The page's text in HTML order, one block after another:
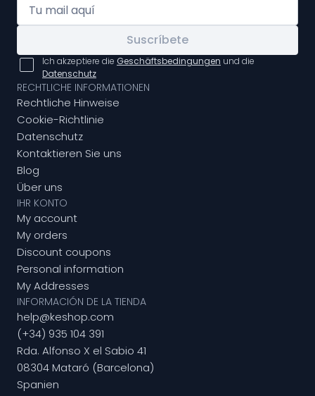
Suscríbete
Ich akzeptiere die Geschäftsbedingungen und die
Datenschutz
RECHTLICHE INFORMATIONEN
Rechtliche Hinweise
Cookie-Richtlinie
Datenschutz
Kontaktieren Sie uns
Blog
Über uns
IHR KONTO
My account
My orders
Discount coupons
Personal information
My Addresses
INFORMACIÓN DE LA TIENDA
help@keshop.com
(+34) 935 104 391
Rda. Alfonso X el Sabio 41
08304 Mataró (Barcelona)
Spanien